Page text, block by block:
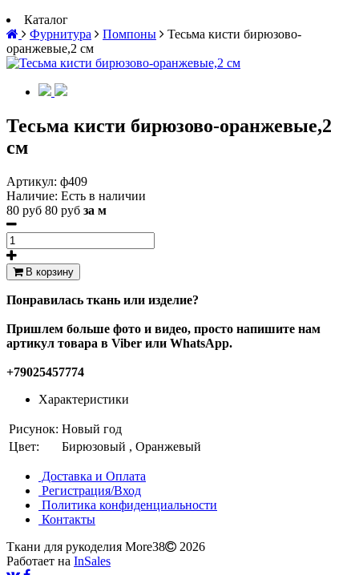
Каталог
Фурнитура
Помпоны
Тесьма кисти бирюзово-
оранжевые,2 см
Тесьма кисти бирюзово-оранжевые,2
см
Артикул: ф409
Наличие: Есть в наличии
80 руб 80 руб за м
В корзину
Понравилась ткань или изделие?
Пришлем больше фото и видео, просто напишите нам
артикул товара в Viber или WhatsApp.
+79025457774
Характеристики
Рисунок: Новый год
Цвет:
Бирюзовый , Оранжевый
Доставка и Оплата
Регистрация/Вход
Политика конфиденциальности
Контакты
Ткани для рукоделия More38
2026
Работает на InSales